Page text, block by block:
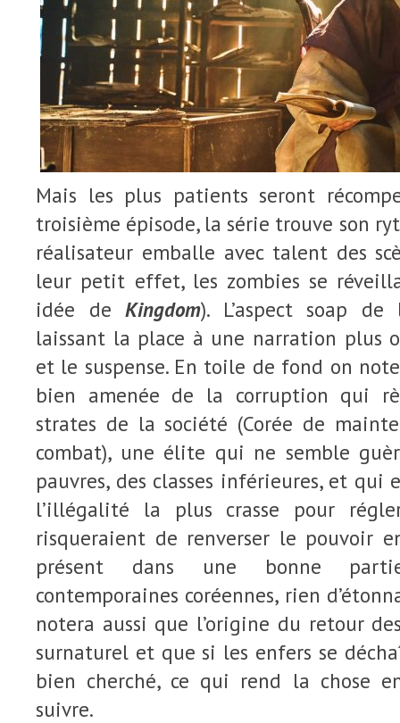
Mais les plus patients seront
troisième épisode, la série trouve son
réalisateur emballe avec talent des
leur petit effet, les zombies se
idée de Kingdom). L’aspect soap de
laissant la place à une narration plus
et le suspense. En toile de fond on
bien amenée de la corruption qui
strates de la société (Corée de
combat), une élite qui ne semble
pauvres, des classes inférieures, et qui
l’illégalité la plus crasse pour
risqueraient de renverser le pouvoir
présent dans une bonne
contemporaines coréennes, rien
notera aussi que l’origine du retour
surnaturel et que si les enfers se
bien cherché, ce qui rend la chose
suivre.